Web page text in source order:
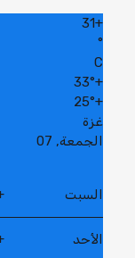
+
31
°
C
+
33°
+
25°
غزة
الجمعة, 07
السبت
الأحد